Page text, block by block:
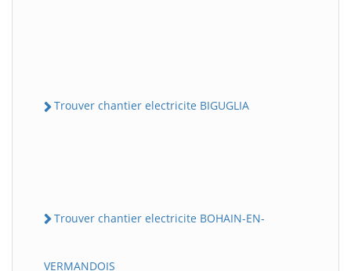
Trouver chantier electricite BIGUGLIA
Trouver chantier electricite BOHAIN-EN-
VERMANDOIS